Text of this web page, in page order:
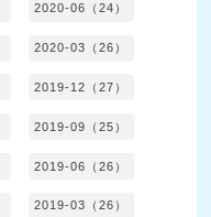
2020-06（24）
2020-03（26）
2019-12（27）
2019-09（25）
2019-06（26）
2019-03（26）